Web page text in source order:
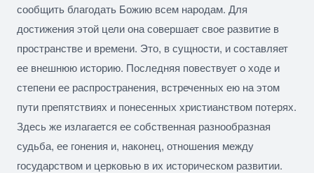
сообщить благодать Божию всем народам. Для
достижения этой цели она совершает свое развитие в
пространстве и времени. Это, в сущности, и составляет
ее внешнюю историю. Последняя повествует о ходе и
степени ее распространения, встреченных ею на этом
пути препятствиях и понесенных христианством потерях.
Здесь же излагается ее собственная разнообразная
судьба, ее гонения и, наконец, отношения между
государством и церковью в их историческом развитии.